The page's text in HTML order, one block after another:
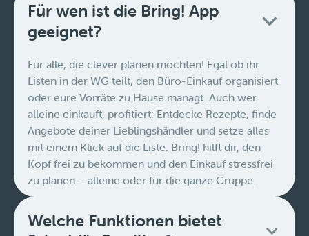
Für wen ist die Bring! App
geeignet?
Für alle, die clever planen möchten! Egal ob ihr
Listen in der WG teilt, den Büro-Einkauf organisiert
oder eure Vorräte zu Hause managt. Auch wer
alleine einkauft, profitiert: Entdecke Rezepte, finde
Angebote deiner Lieblingshändler und setze alles
mit einem Klick auf die Liste. Bring! hilft dir, den
Kopf frei zu bekommen und den Einkauf stressfrei
zu planen – alleine oder für die ganze Gruppe.
Welche Funktionen bietet